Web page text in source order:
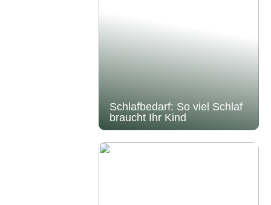
Schlafbedarf: So viel Schlaf
braucht Ihr Kind